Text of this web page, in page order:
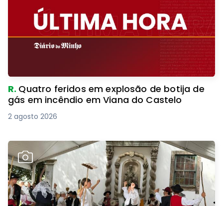
R. Quatro feridos em explosão de botija de
gás em incêndio em Viana do Castelo
2 agosto 2026